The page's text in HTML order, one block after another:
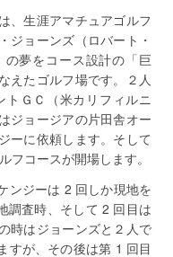
、生涯アマチュアゴルフ
ジョーンズ（ロバート・
夢をコース設計の「巨
えたゴルフ場です。２人
ＧＣ（米カリフィルニ
ジョージアの片田舎オー
ーに依頼します。そして
フコースが開場します。
ンジーは 2 回しか現地を
調査時、そして 2 回目は
時はジョーンズと２人で
すが、その後は第 1 回目